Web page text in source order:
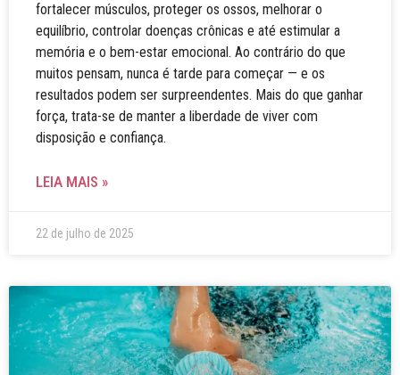
fortalecer músculos, proteger os ossos, melhorar o
equilíbrio, controlar doenças crônicas e até estimular a
memória e o bem-estar emocional. Ao contrário do que
muitos pensam, nunca é tarde para começar — e os
resultados podem ser surpreendentes. Mais do que ganhar
força, trata-se de manter a liberdade de viver com
disposição e confiança.
LEIA MAIS »
22 de julho de 2025